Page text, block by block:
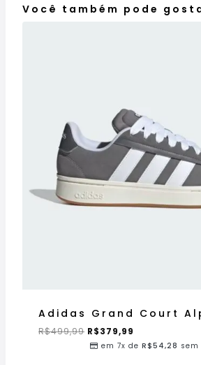
Você também pode
Adidas Grand Court
R$499,99 R$379,99
em 7x de R$54,28 sem